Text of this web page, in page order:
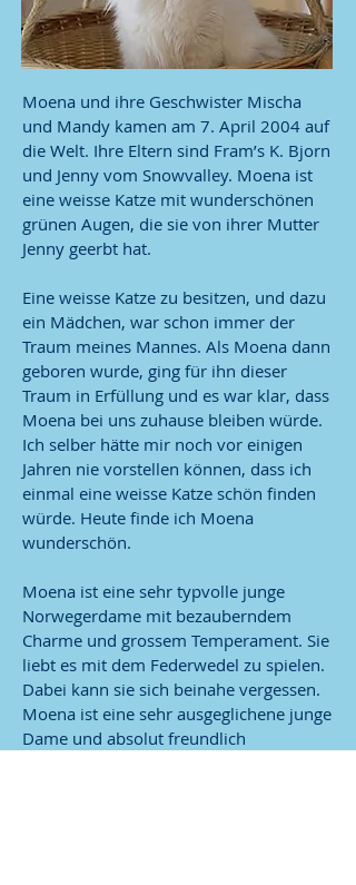
Moena und ihre Geschwister Mischa
und Mandy kamen am 7. April 2004 auf
die Welt. Ihre Eltern sind Fram’s K. Bjorn
und Jenny vom Snowvalley. Moena ist
eine weisse Katze mit wunderschönen
grünen Augen, die sie von ihrer Mutter
Jenny geerbt hat.
Eine weisse Katze zu besitzen, und dazu
ein Mädchen, war schon immer der
Traum meines Mannes. Als Moena dann
geboren wurde, ging für ihn dieser
Traum in Erfüllung und es war klar, dass
Moena bei uns zuhause bleiben würde.
Ich selber hätte mir noch vor einigen
Jahren nie vorstellen können, dass ich
einmal eine weisse Katze schön finden
würde. Heute finde ich Moena
wunderschön.
Moena ist eine sehr typvolle junge
Norwegerdame mit bezauberndem
Charme und grossem Temperament. Sie
liebt es mit dem Federwedel zu spielen.
Dabei kann sie sich beinahe vergessen.
Moena ist eine sehr ausgeglichene junge
Dame und absolut freundlich